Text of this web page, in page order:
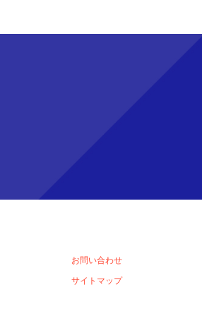
お問い合わせ
サイトマップ